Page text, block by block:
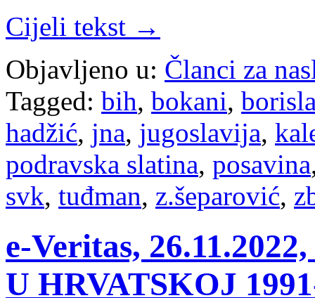
Cijeli tekst →
Objavljeno u: Članci za
Tagged: bih, bokani,
hadžić, jna, jugoslavija,
podravska slatina, posavina
svk, tuđman, z.šeparović,
e-Veritas,
U HRVATSKOJ